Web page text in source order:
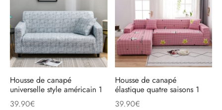
Housse de canapé
universelle style américain 1
39.90€
Housse de canapé
élastique quatre saisons 1
39.90€